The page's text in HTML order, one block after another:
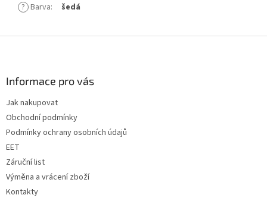
? Barva: šedá
Informace pro vás
Jak nakupovat
Obchodní podmínky
Podmínky ochrany osobních údajů
EET
Záruční list
Výměna a vrácení zboží
Kontakty